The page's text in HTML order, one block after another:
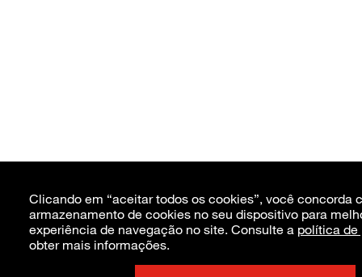
Clicando em “aceitar todos os cookies”, você concorda
armazenamento de cookies no seu dispositivo para
experiência de navegação no site. Consulte a política de
obter mais informações.